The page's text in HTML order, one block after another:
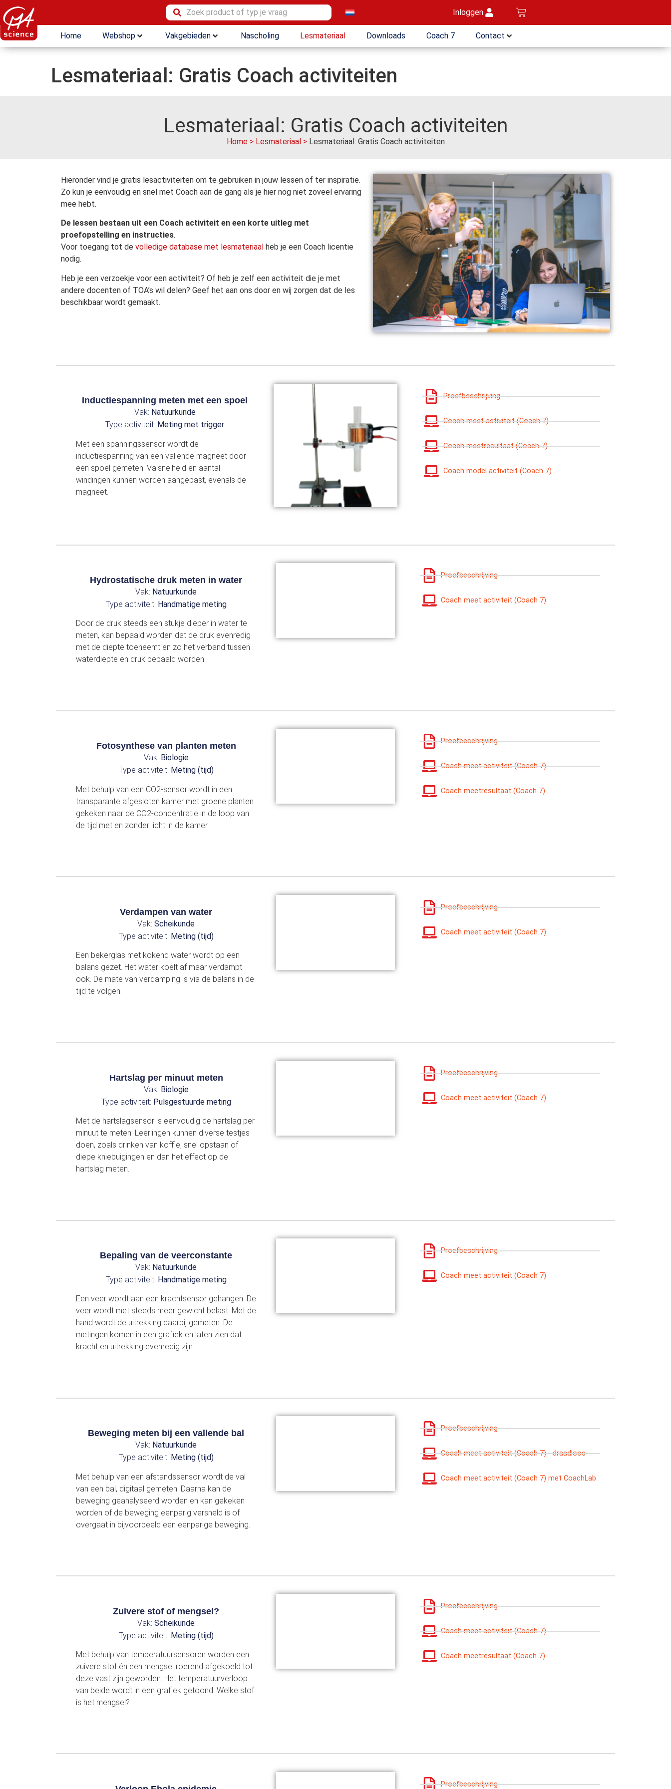
Inloggen
Home Webshop Vakgebieden Nascholing Lesmateriaal Downloads Coach 7 Contact
Lesmateriaal: Gratis Coach activiteiten
Lesmateriaal: Gratis Coach activiteiten
Home> Lesmateriaal> Lesmateriaal: Gratis Coach activiteiten
Hieronder vind je gratis lesactiviteiten om te gebruiken in jouw lessen of ter inspiratie.
Zo kun je eenvoudig en snel met Coach aan de gang als je hier nog niet zoveel ervaring
mee hebt.
De lessen bestaan uit een Coach activiteit en een korte uitleg met
proefopstelling en instructies.
Voor toegang tot de volledige database met lesmateriaal heb je een Coach licentie
nodig.
Heb je een verzoekje voor een activiteit? Of heb je zelf een activiteit die je met
andere docenten of TOA’s wil delen? Geef het aan ons door en wij zorgen dat de les
beschikbaar wordt gemaakt.
Inductiespanning meten met een spoel
Vak: Natuurkunde
Type activiteit: Meting met trigger
Met een spanningssensor wordt de
inductiespanning van een vallende magneet door
een spoel gemeten. Valsnelheid en aantal
windingen kunnen worden aangepast, evenals de
magneet.
Proefbeschrijving
Coach meet activiteit (Coach 7)
Coach meetresultaat (Coach 7)
Coach model activiteit (Coach 7)
Hydrostatische druk meten in water
Vak: Natuurkunde
Type activiteit: Handmatige meting
Door de druk steeds een stukje dieper in water te
meten, kan bepaald worden dat de druk evenredig
met de diepte toeneemt en zo het verband tussen
waterdiepte en druk bepaald worden.
Proefbeschrijving
Coach meet activiteit (Coach 7)
Fotosynthese van planten meten
Vak: Biologie
Type activiteit: Meting (tijd)
Met behulp van een CO2-sensor wordt in een
transparante afgesloten kamer met groene planten
gekeken naar de CO2-concentratie in de loop van
de tijd met en zonder licht in de kamer.
Proefbeschrijving
Coach meet activiteit (Coach 7)
Coach meetresultaat (Coach 7)
Verdampen van water
Vak:Scheikunde
Type activiteit: Meting (tijd)
Een bekerglas met kokend water wordt op een
balans gezet. Het water koelt af maar verdampt
ook. De mate van verdamping is via de balans in de
tijd te volgen.
Proefbeschrijving
Coach meet activiteit (Coach 7)
Hartslag per minuut meten
Vak: Biologie
Type activiteit: Pulsgestuurde meting
Met de hartslagsensor is eenvoudig de hartslag per
minuut te meten. Leerlingen kunnen diverse testjes
doen, zoals drinken van koffie, snel opstaan of
diepe kniebuigingen en dan het effect op de
hartslag meten.
Proefbeschrijving
Coach meet activiteit (Coach 7)
Bepaling van de veerconstante
Vak: Natuurkunde
Type activiteit: Handmatige meting
Een veer wordt aan een krachtsensor gehangen. De
veer wordt met steeds meer gewicht belast. Met de
hand wordt de uitrekking daarbij gemeten. De
metingen komen in een grafiek en laten zien dat
kracht en uitrekking evenredig zijn.
Proefbeschrijving
Coach meet activiteit (Coach 7)
Beweging meten bij een vallende bal
Vak: Natuurkunde
Type activiteit: Meting (tijd)
Met behulp van een afstandssensor wordt de val
van een bal, digitaal gemeten. Daarna kan de
beweging geanalyseerd worden en kan gekeken
worden of de beweging eenparig versneld is of
overgaat in bijvoorbeeld een eenparige beweging.
Proefbeschrijving
Coach meet activiteit (Coach 7) - draadloos
Coach meet activiteit (Coach 7) met CoachLab
Zuivere stof of mengsel?
Vak:Scheikunde
Type activiteit: Meting (tijd)
Met behulp van temperatuursensoren worden een
zuivere stof én een mengsel roerend afgekoeld tot
deze vast zijn geworden. Het temperatuurverloop
van beide wordt in een grafiek getoond. Welke stof
is het mengsel?
Proefbeschrijving
Coach meet activiteit (Coach 7)
Coach meetresultaat (Coach 7)
Proefbeschrijving